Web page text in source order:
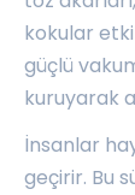
kokular
güçlü
kuruyarak
İnsanlar
geçirir. Bu